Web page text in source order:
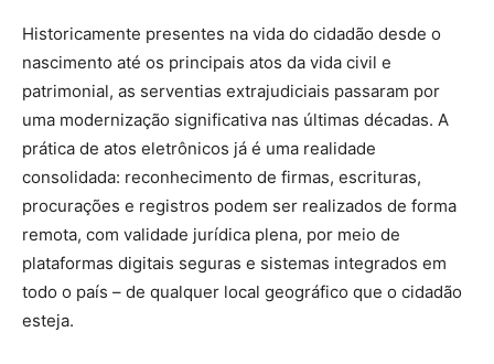
Historicamente presentes na vida do cidadão desde o
nascimento até os principais atos da vida civil e
patrimonial, as serventias extrajudiciais passaram por
uma modernização significativa nas últimas décadas. A
prática de atos eletrônicos já é uma realidade
consolidada: reconhecimento de firmas, escrituras,
procurações e registros podem ser realizados de forma
remota, com validade jurídica plena, por meio de
plataformas digitais seguras e sistemas integrados em
todo o país – de qualquer local geográfico que o cidadão
esteja.